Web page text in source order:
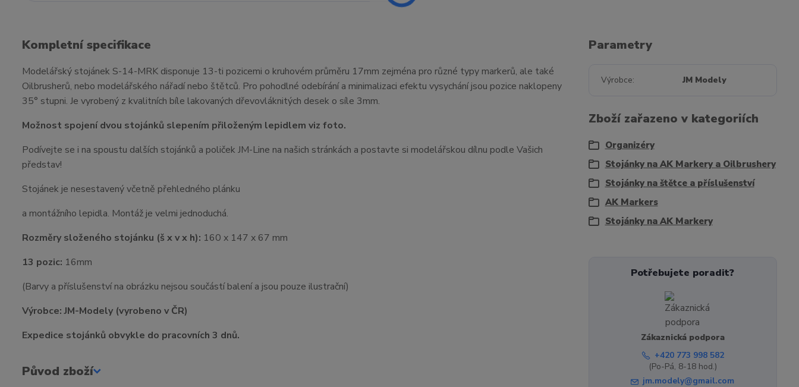
Kompletní specifikace
Modelářský stojánek S-14-MRK disponuje 13-ti pozicemi o kruhovém průměru 17mm zejména pro různé typy markerů, ale také
Oilbrusherů, nebo modelářského nářadí nebo štětců. Pro pohodlné odebírání a minimalizaci efektu vysychání jsou pozice naklopeny
35° stupni. Je vyrobený z kvalitních bíle lakovaných dřevovláknitých desek o síle 3mm.
Možnost spojení dvou stojánků slepením přiloženým lepidlem viz foto.
Podívejte se i na spoustu dalších stojánků a poliček JM-Line na našich stránkách a postavte si modelářskou dílnu podle Vašich
představ!
Stojánek je nesestavený včetně přehledného plánku
a montážního lepidla. Montáž je velmi jednoduchá.
Rozměry složeného stojánku (š x v x h): 160 x 147 x 67 mm
13 pozic: 16mm
(Barvy a příslušenství na obrázku nejsou součástí balení a jsou pouze ilustrační)
Výrobce: JM-Modely (vyrobeno v ČR)
Expedice stojánků obvykle do pracovních 3 dnů.
Původ zboží
Parametry
Výrobce JM Modely
Zboží zařazeno v kategoriích
Organizéry
Stojánky na AK Markery a Oilbrushery
Stojánky na štětce a příslušenství
AK Markers
Stojánky na AK Markery
Potřebujete poradit?
Zákaznická podpora
+420 773 998 582
(Po-Pá, 8-18 hod.)
jm.modely@gmail.com